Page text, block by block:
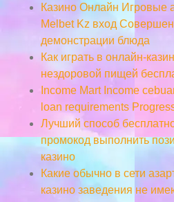
Казино Онлайн Игровые
Melbet Kz вход
демонстрации блюда
Как играть в онлайн-
нездоровой пищей
Income Mart Income
loan requirements
Лучший способ
промокод выполнить
казино
Какие обычно в сети
казино заведения не